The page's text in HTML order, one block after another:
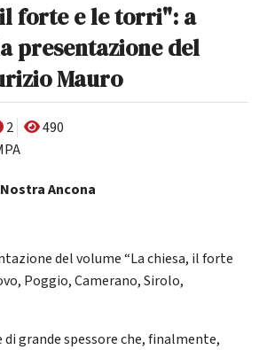
forte e le torri": a
presentazione del
Mauro
2
490
Ancona
del volume “La chiesa, il forte
Poggio, Camerano, Sirolo,
grande spessore che, finalmente,